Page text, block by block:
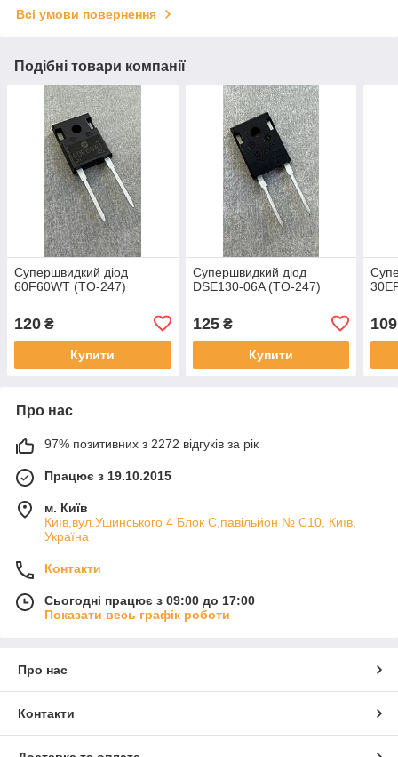
Всі умови повернення
Подібні товари компанії
Супершвидкий діод
60F60WT (TO-247)
120 ₴
Купити
Супершвидкий діод
DSE130-06A (TO-247)
125₴
Купити
Про нас
97% позитивних з 2272 відгуків за рік
Працює з 19.10.2015
м. Київ
Київ,вул.Ушинського 4 Блок С,павільйон № С10, Київ,
Україна
Контакти
Сьогодні працює з 09:00 до 17:00
Показати весь графік роботи
Про нас
Контакти